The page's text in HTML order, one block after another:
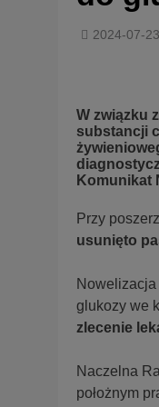
2024-07-23
W związku
substancji
Komunikat
Przy
usunięto
glukozy we
zlecenie
Naczelna
położnym